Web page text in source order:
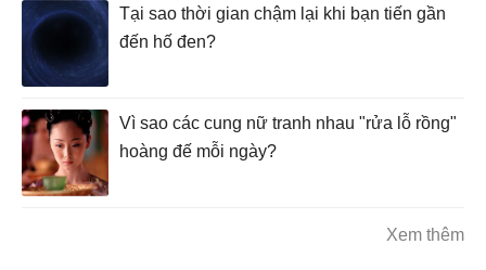
Tại sao thời gian chậm lại khi bạn tiến gần
đến hố đen?
Vì sao các cung nữ tranh nhau "rửa lỗ rồng"
hoàng đế mỗi ngày?
Xem thêm